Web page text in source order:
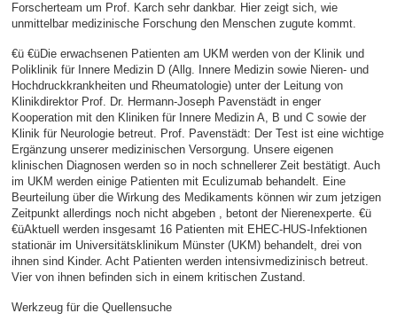
Forscherteam um Prof. Karch sehr dankbar. Hier zeigt sich, wie
unmittelbar medizinische Forschung den Menschen zugute kommt.
€ü €üDie erwachsenen Patienten am UKM werden von der Klinik und
Poliklinik für Innere Medizin D (Allg. Innere Medizin sowie Nieren- und
Hochdruckkrankheiten und Rheumatologie) unter der Leitung von
Klinikdirektor Prof. Dr. Hermann-Joseph Pavenstädt in enger
Kooperation mit den Kliniken für Innere Medizin A, B und C sowie der
Klinik für Neurologie betreut. Prof. Pavenstädt: Der Test ist eine wichtige
Ergänzung unserer medizinischen Versorgung. Unsere eigenen
klinischen Diagnosen werden so in noch schnellerer Zeit bestätigt. Auch
im UKM werden einige Patienten mit Eculizumab behandelt. Eine
Beurteilung über die Wirkung des Medikaments können wir zum jetzigen
Zeitpunkt allerdings noch nicht abgeben , betont der Nierenexperte. €ü
€üAktuell werden insgesamt 16 Patienten mit EHEC-HUS-Infektionen
stationär im Universitätsklinikum Münster (UKM) behandelt, drei von
ihnen sind Kinder. Acht Patienten werden intensivmedizinisch betreut.
Vier von ihnen befinden sich in einem kritischen Zustand.
Werkzeug für die Quellensuche